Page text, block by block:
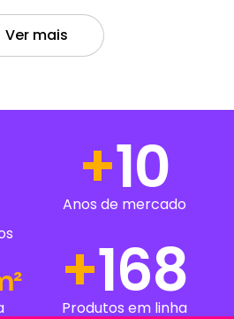
Ver mais
+14
Anos de mercado
+238
Produtos em linha